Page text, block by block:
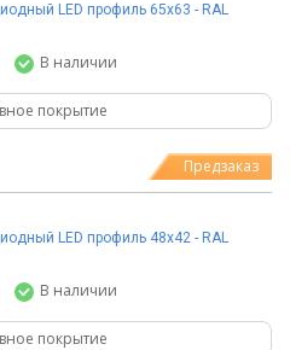
LED профиль 65х63 - RAL
В наличии
покрытие
Предзаказ
LED профиль 48х42 - RAL
В наличии
покрытие